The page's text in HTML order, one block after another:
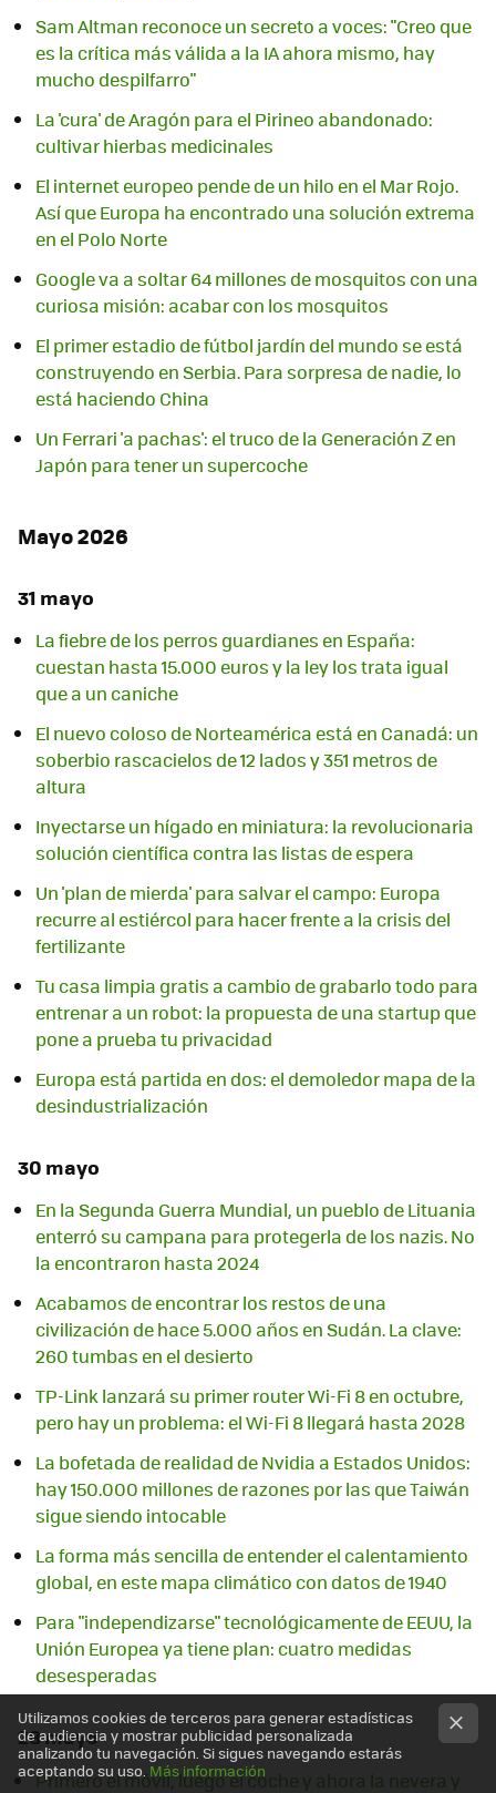
Sam Altman reconoce un secreto a voces: "Creo que
es la crítica más válida a la IA ahora mismo, hay
mucho despilfarro"
La 'cura' de Aragón para el Pirineo abandonado:
cultivar hierbas medicinales
El internet europeo pende de un hilo en el Mar Rojo.
Así que Europa ha encontrado una solución extrema
en el Polo Norte
Google va a soltar 64 millones de mosquitos con una
curiosa misión: acabar con los mosquitos
El primer estadio de fútbol jardín del mundo se está
construyendo en Serbia. Para sorpresa de nadie, lo
está haciendo China
Un Ferrari 'a pachas': el truco de la Generación Z en
Japón para tener un supercoche
Mayo 2026
31 mayo
La fiebre de los perros guardianes en España:
cuestan hasta 15.000 euros y la ley los trata igual
que a un caniche
El nuevo coloso de Norteamérica está en Canadá: un
soberbio rascacielos de 12 lados y 351 metros de
altura
Inyectarse un hígado en miniatura: la revolucionaria
solución científica contra las listas de espera
Un 'plan de mierda' para salvar el campo: Europa
recurre al estiércol para hacer frente a la crisis del
fertilizante
Tu casa limpia gratis a cambio de grabarlo todo para
entrenar a un robot: la propuesta de una startup que
pone a prueba tu privacidad
Europa está partida en dos: el demoledor mapa de la
desindustrialización
30 mayo
En la Segunda Guerra Mundial, un pueblo de Lituania
enterró su campana para protegerla de los nazis. No
la encontraron hasta 2024
Acabamos de encontrar los restos de una
civilización de hace 5.000 años en Sudán. La clave:
260 tumbas en el desierto
TP-Link lanzará su primer router Wi-Fi 8 en octubre,
pero hay un problema: el Wi-Fi 8 llegará hasta 2028
La bofetada de realidad de Nvidia a Estados Unidos:
hay 150.000 millones de razones por las que Taiwán
sigue siendo intocable
La forma más sencilla de entender el calentamiento
global, en este mapa climático con datos de 1940
Para "independizarse" tecnológicamente de EEUU, la
Unión Europea ya tiene plan: cuatro medidas
desesperadas
28 mayo
Primero el móvil, luego el coche y ahora la nevera y
Utilizamos cookies de terceros para generar estadísticas
de audiencia y mostrar publicidad personalizada
analizando tu navegación. Si sigues navegando estarás
aceptando su uso.Más información